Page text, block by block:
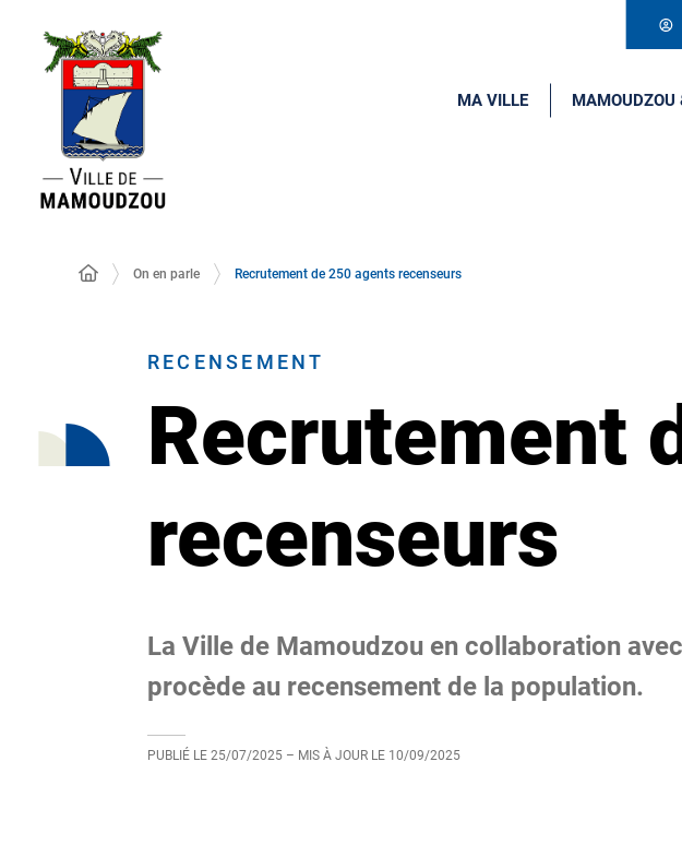
MA VILLE MAMOUDZOU
On en parle Recrutement de 250 agents recenseurs
RECENSEMENT
Recrutement
recenseurs
La Ville de Mamoudzou en collaboration avec
procède au recensement de la population.
PUBLIÉ LE 25/07/2025 – MIS À JOUR LE 10/09/2025